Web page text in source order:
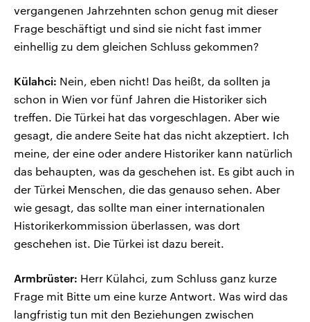
vergangenen Jahrzehnten schon genug mit dieser
Frage beschäftigt und sind sie nicht fast immer
einhellig zu dem gleichen Schluss gekommen?
Külahci: Nein, eben nicht! Das heißt, da sollten ja
schon in Wien vor fünf Jahren die Historiker sich
treffen. Die Türkei hat das vorgeschlagen. Aber wie
gesagt, die andere Seite hat das nicht akzeptiert. Ich
meine, der eine oder andere Historiker kann natürlich
das behaupten, was da geschehen ist. Es gibt auch in
der Türkei Menschen, die das genauso sehen. Aber
wie gesagt, das sollte man einer internationalen
Historikerkommission überlassen, was dort
geschehen ist. Die Türkei ist dazu bereit.
Armbrüster: Herr Külahci, zum Schluss ganz kurze
Frage mit Bitte um eine kurze Antwort. Was wird das
langfristig tun mit den Beziehungen zwischen